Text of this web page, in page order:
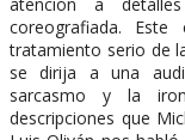
coreografiada. Este
tratamiento serio de
se dirija a una
sarcasmo y la
descripciones que